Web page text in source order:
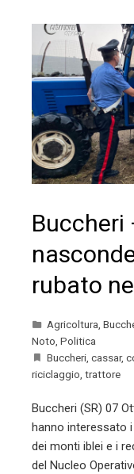
Buccheri
rubato
Agricoltura
Noto Politica
Buccheri cassar,
riciclaggio trattore
Buccheri (SR) 07
hanno interessato
dei monti iblei e i
del Nucleo